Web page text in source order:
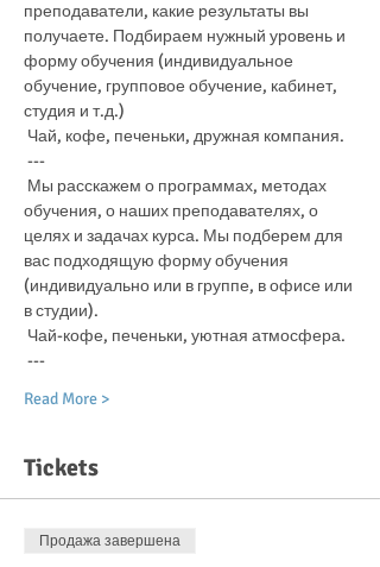
преподаватели, какие результаты вы
получаете. Подбираем нужный уровень и
форму обучения (индивидуальное
обучение, групповое обучение, кабинет,
студия и т.д.)
Чай, кофе, печеньки, дружная компания.
---
обучения, о наших преподавателях, о
целях и задачах курса. Мы подберем для
вас подходящую форму обучения
(индивидуально или в группе, в офисе или
в студии).
Чай-кофе, печеньки, уютная атмосфера.
---
Read More >
Tickets
Продажа завершена